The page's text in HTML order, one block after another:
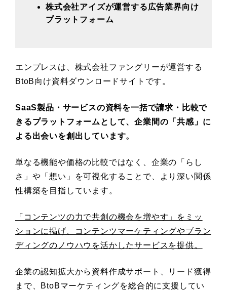
株式会社アイズが運営する広告業界向け
プラットフォーム
エンプレスは、株式会社ファングリーが運営する
BtoB向け資料ダウンロードサイトです。
SaaS製品・サービスの資料を一括で請求・比較で
きるプラットフォームとして、企業間の「共感」に
よる出会いを創出しています。
単なる機能や価格の比較ではなく、企業の「らし
さ」や「想い」を可視化することで、より深い関係
性構築を目指しています。
「コンテンツの力で共創の機会を増やす」をミッ
ションに掲げ、コンテンツマーケティングやブラン
ディングのノウハウを活かしたサービスを提供。
企業の認知拡大から資料作成サポート、リード獲得
まで、BtoBマーケティングを総合的に支援してい